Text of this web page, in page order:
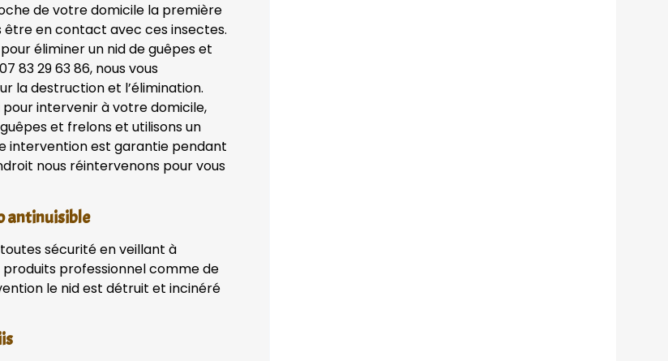
de votre domicile la première
en contact avec ces insectes.
éliminer un nid de guêpes et
83 29 63 86, nous vous
la destruction et l’élimination.
intervenir à votre domicile,
et frelons et utilisons un
intervention est garantie pendant
nous réintervenons pour vous
antinuisible
sécurité en veillant à
professionnel comme de
le nid est détruit et incinéré